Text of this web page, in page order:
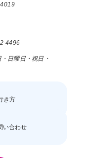
4496
日曜日・祝日・
き方
い合わせ